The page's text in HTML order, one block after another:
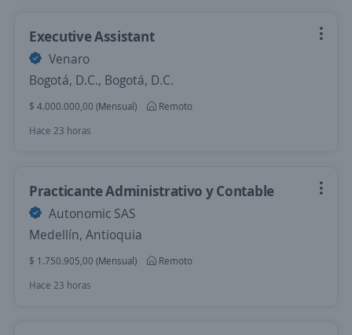
Executive Assistant
Venaro
Bogotá, D.C., Bogotá, D.C.
$ 4.000.000,00 (Mensual)
Remoto
Hace 23 horas
Practicante Administrativo y Contable
Autonomic SAS
Medellín, Antioquia
$ 1.750.905,00 (Mensual)
Remoto
Hace 23 horas